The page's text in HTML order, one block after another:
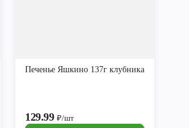
Печенье Яшкино 137г клубника
129.99₽/шт